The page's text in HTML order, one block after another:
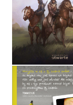
MARIUSZ
OPRAWA
39,90